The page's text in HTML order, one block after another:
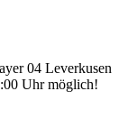
04 Leverkusen
Uhr möglich!